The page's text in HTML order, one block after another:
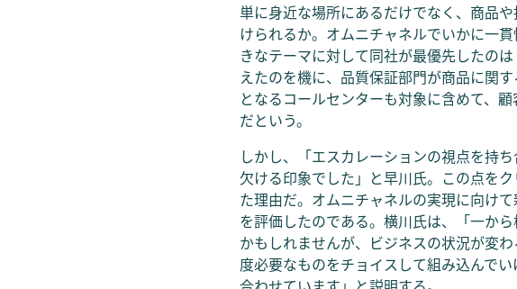
単に身近な場所にあるだけでなく、商品
けられるか。オムニチャネルでいかに一
きなテーマに対して同社が最優先したの
えたのを機に、品質保証部門が商品に関
となるコールセンターも対象に含めて、
だという。
しかし、「エスカレーションの視点を持
欠ける印象でした」と早川氏。この点を
た理由だ。オムニチャネルの実現に向け
を評価したのである。横川氏は、「一か
かもしれませんが、ビジネスの状況が変
度必要なものをチョイスして組み込んで